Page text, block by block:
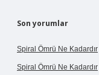
Son yorumlar
Spiral Ömrü Ne Kadardır
Spiral Ömrü Ne Kadardır